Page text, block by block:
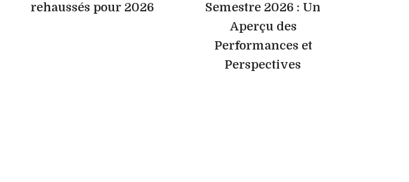
rehaussés pour 2026
Semestre 2026 : Un
Aperçu des
Performances et
Perspectives